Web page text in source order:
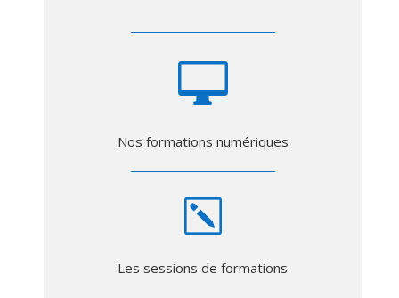

Nos formations numériques
k
Les sessions de formations